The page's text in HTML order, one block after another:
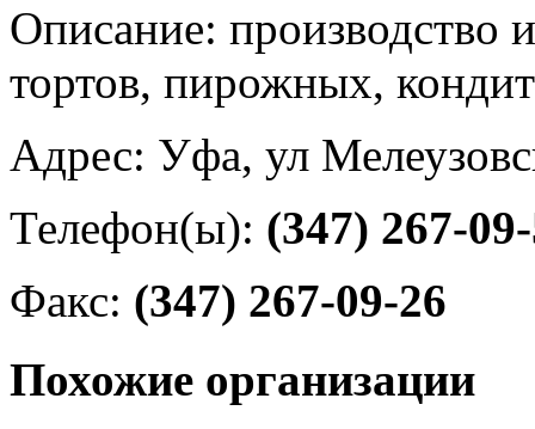
Описание: производство
тортов, пирожных,
Адрес: Уфа, ул
Телефон(ы): (347) 267-
Факс: (347) 267-09-26
Похожие организации